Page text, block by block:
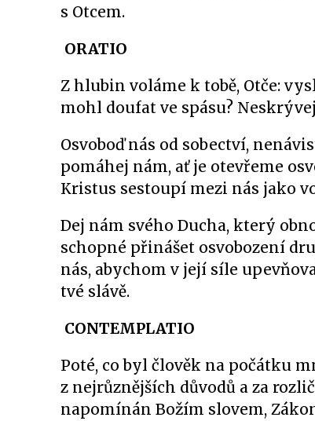
s Otcem.
ORATIO
Z hlubin voláme k tobě, Otče:
mohl doufat ve spásu?
Osvoboď nás od sobectví,
pomáhej nám, ať je otevřeme
Kristus sestoupí mezi nás jako
Dej nám svého Ducha, který
schopné přinášet osvobození
nás, abychom v její síle
tvé slávě.
CONTEMPLATIO
Poté, co byl člověk na počátku
z nejrůznějších důvodů a za
napomínán Božím slovem,